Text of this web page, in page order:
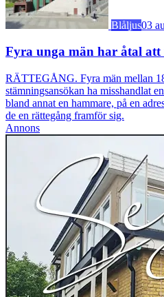
Blåljus03
Fyra unga män har åtal att
RÄTTEGÅNG. Fyra män mellan
stämningsansökan ha misshandlat
bland annat en hammare, på en
de en rättegång framför sig.
Annons